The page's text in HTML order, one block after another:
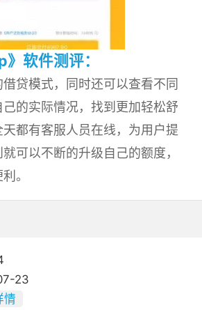
》软件测评：
贷模式，同时还可以查看不同
的实际情况，找到更加轻松舒
都有客服人员在线，为用户提
可以不断的升级自己的额度，
。
23
情